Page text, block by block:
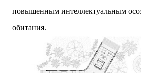
повышенным интеллектуальным
обитания.